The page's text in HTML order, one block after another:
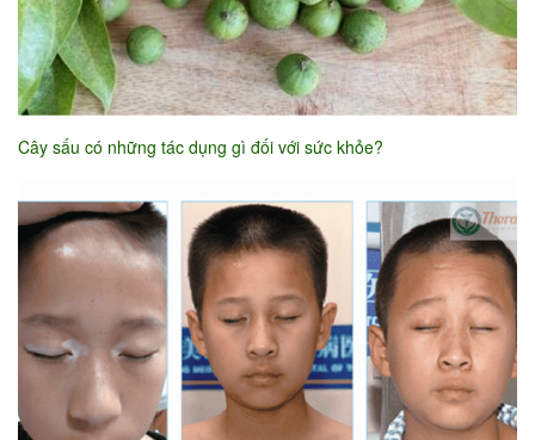
Cây sấu có những tác dụng gì đối với sức khỏe?